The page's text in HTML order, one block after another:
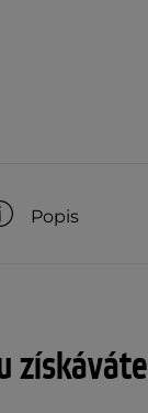
Popis
získáváte